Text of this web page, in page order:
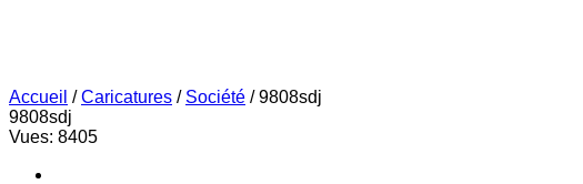
Accueil /Caricatures / Société /9808sdj
9808sdj
Vues: 8405